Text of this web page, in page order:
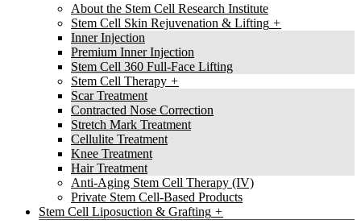
About the Stem Cell Research Institute
Stem Cell Skin Rejuvenation & Lifting
Inner Injection
Premium Inner Injection
Stem Cell 360 Full-Face Lifting
Stem Cell Therapy
Scar Treatment
Contracted Nose Correction
Stretch Mark Treatment
Cellulite Treatment
Knee Treatment
Hair Treatment
Anti-Aging Stem Cell Therapy (IV)
Private Stem Cell-Based Products
Stem Cell Liposuction & Grafting